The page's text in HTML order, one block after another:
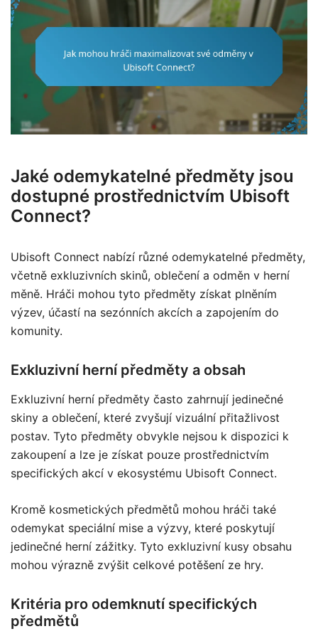
Jaké odemykatelné předměty jsou
dostupné prostřednictvím Ubisoft
Connect?
Ubisoft Connect nabízí různé odemykatelné předměty,
včetně exkluzivních skinů, oblečení a odměn v herní
měně. Hráči mohou tyto předměty získat plněním
výzev, účastí na sezónních akcích a zapojením do
komunity.
Exkluzivní herní předměty a obsah
Exkluzivní herní předměty často zahrnují jedinečné
skiny a oblečení, které zvyšují vizuální přitažlivost
postav. Tyto předměty obvykle nejsou k dispozici k
zakoupení a lze je získat pouze prostřednictvím
specifických akcí v ekosystému Ubisoft Connect.
Kromě kosmetických předmětů mohou hráči také
odemykat speciální mise a výzvy, které poskytují
jedinečné herní zážitky. Tyto exkluzivní kusy obsahu
mohou výrazně zvýšit celkové potěšení ze hry.
Kritéria pro odemknutí specifických
předmětů